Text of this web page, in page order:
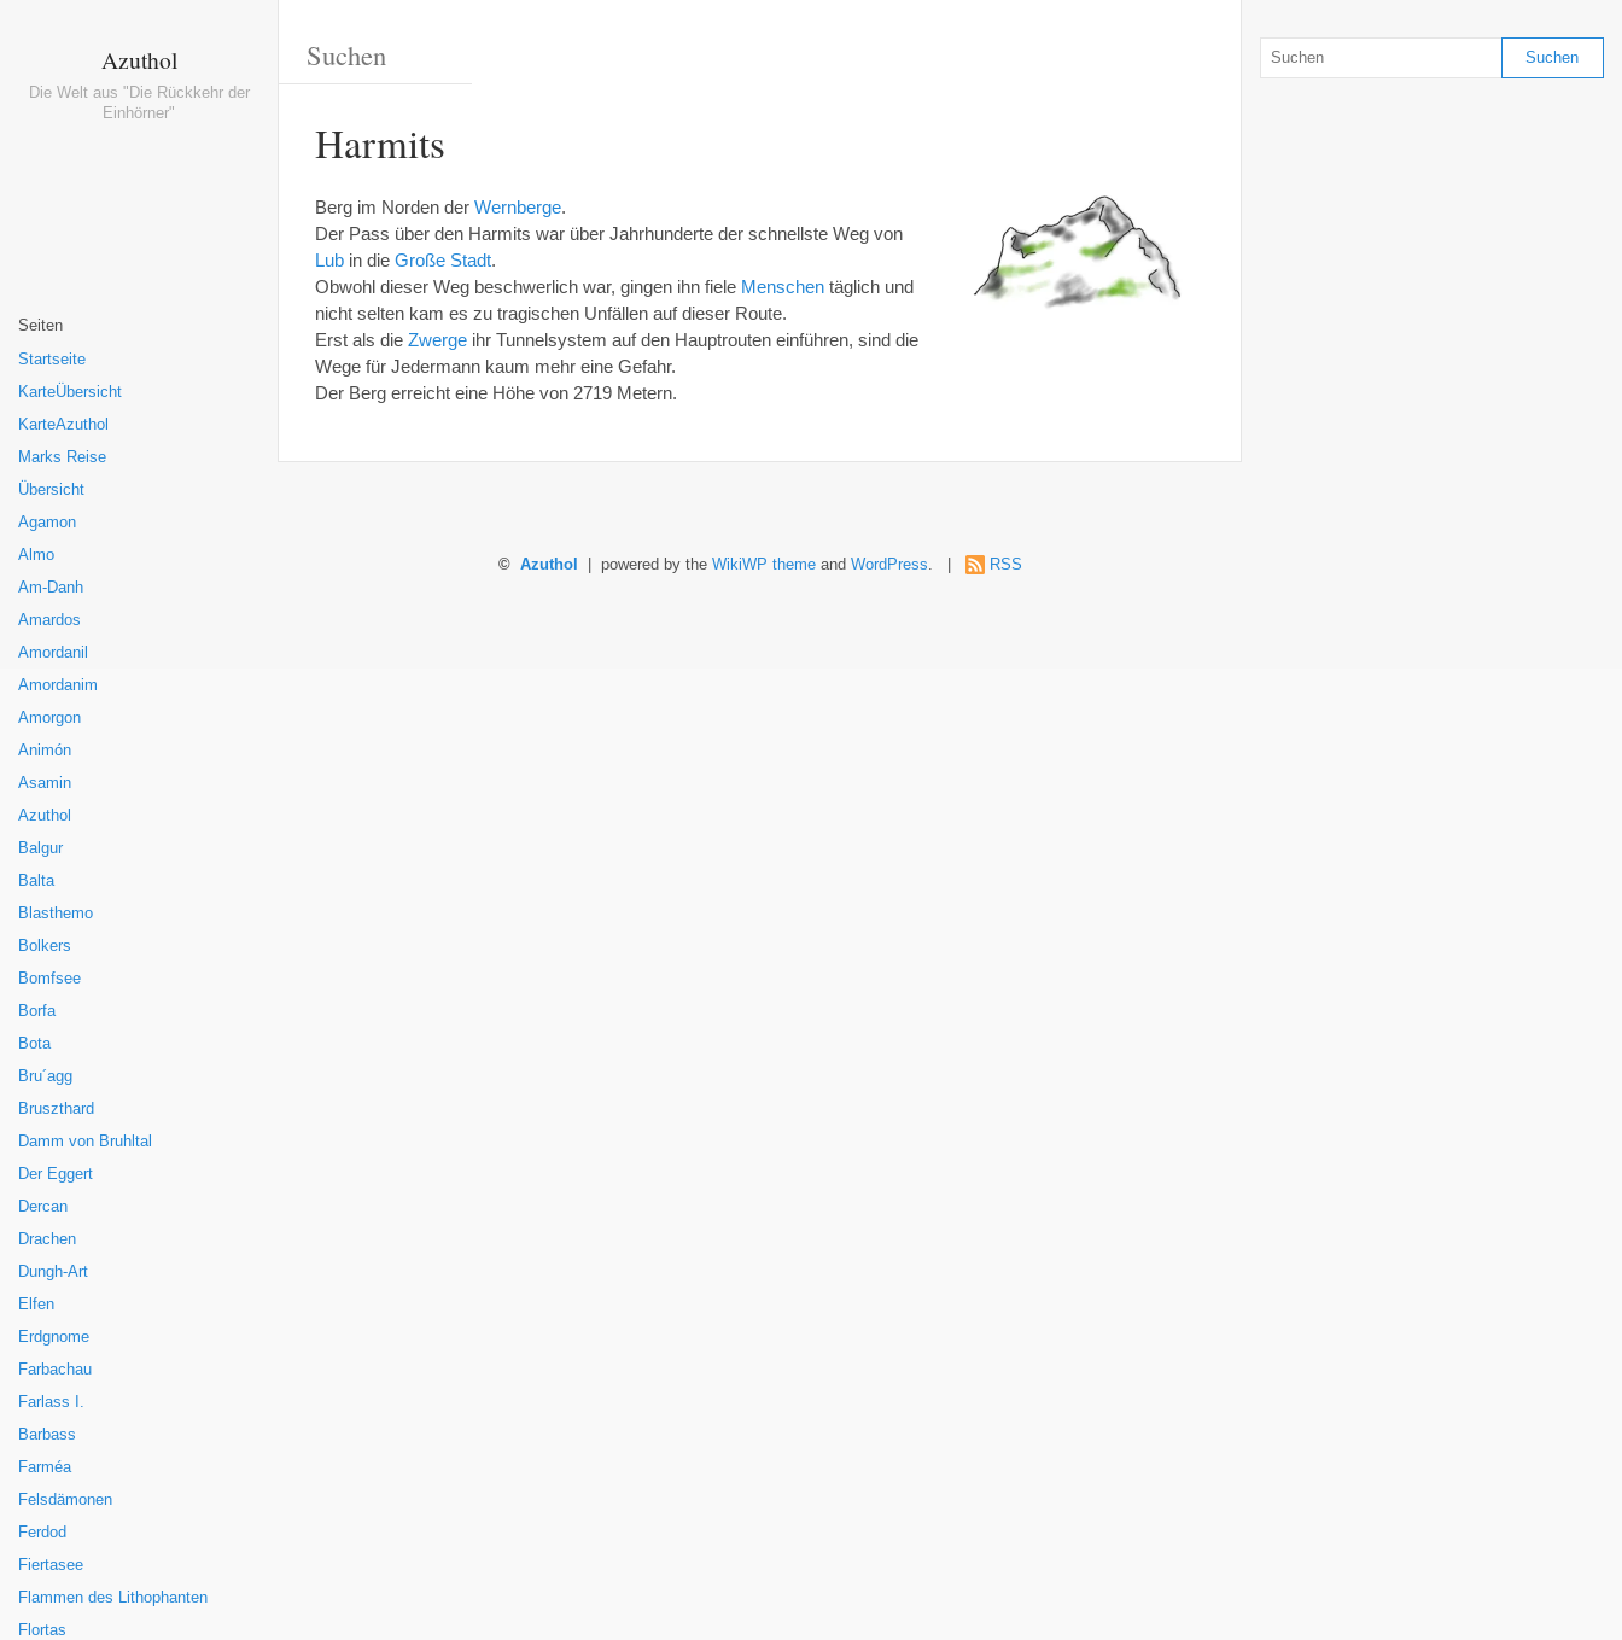
Azuthol
Die Welt aus "Die Rückkehr der
Einhörner"
Seiten
Startseite
KarteÜbersicht
KarteAzuthol
Marks Reise
Übersicht
Agamon
Almo
Am-Danh
Amardos
Amordanil
Amordanim
Amorgon
Animón
Asamin
Azuthol
Balgur
Balta
Blasthemo
Bolkers
Bomfsee
Borfa
Bota
Bru´agg
Bruszthard
Damm von Bruhltal
Der Eggert
Dercan
Drachen
Dungh-Art
Elfen
Erdgnome
Farbachau
Farlass I.
Barbass
Farméa
Felsdämonen
Ferdod
Fiertasee
Flammen des Lithophanten
Flortas
Harmits
Berg im Norden der Wernberge.
Der Pass über den Harmits war über Jahrhunderte der schnellste Weg von
Lub in die Große Stadt.
Obwohl dieser Weg beschwerlich war, gingen ihn fiele Menschen täglich und
nicht selten kam es zu tragischen Unfällen auf dieser Route.
Erst als die Zwerge ihr Tunnelsystem auf den Hauptrouten einführen, sind die
Wege für Jedermann kaum mehr eine Gefahr.
Der Berg erreicht eine Höhe von 2719 Metern.
© Azuthol | powered by the WikiWP themeand WordPress. | RSS